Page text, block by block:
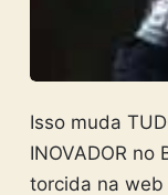
Isso muda
INOVADOR no
torcida na web